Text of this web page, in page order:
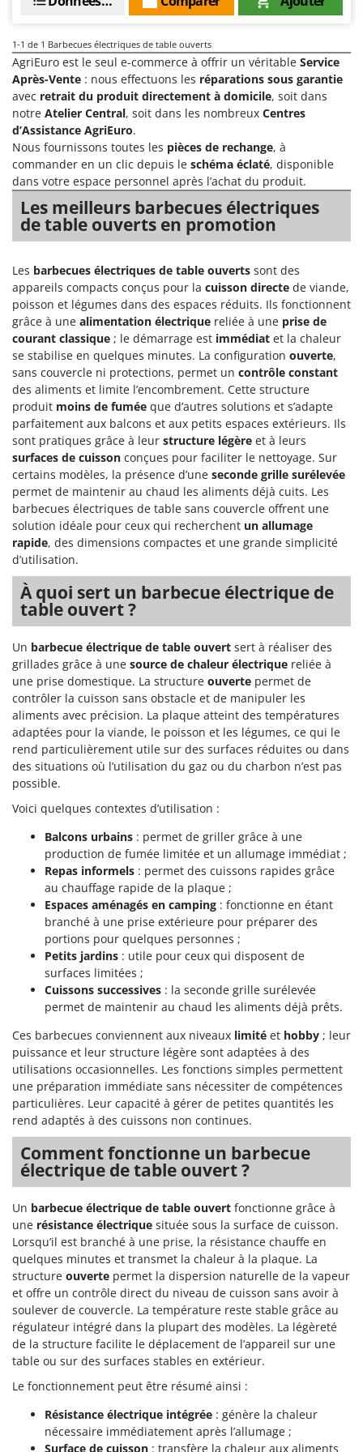
Chaudrons électriques pour polenta
Cisailles taille-haies manuelles
Climatiseurs
Compresseurs d'air électriques
Compresseurs pour la récolte des olives et la taille
Coupe-bordures - Trimmers
Coupe-branches
Couveuses à œufs
Cultivateurs Tiller à ressorts - Extirpateurs
D
Débroussailleuses
Décompacteurs agricoles
Découpeurs plasma
Déplaqueuses de gazon
Désherbeurs thermiques et mécaniques
Déshumidificateurs
Draineuses
E
Échelles en aluminium
Effaroucheurs d'oiseaux
Effeuilleuses pour olives
Égreneuses à maïs
Électropompes pour la maison et le jardin
Éleveuses artificielles pour poussins
Enfouisseurs de pierres
Enrouleurs de filets pour olives
Épareuses pour tracteur
Épépineuses
Équipements de protection des voies respiratoires
F
Fendeuses à bois
Filets pour la Récolte des olives
Filtres pour vin et huile
Floconneuses
Fouloirs - Égrappoirs
Fourches pour tracteur
Fours d'extérieur - intérieur pour pizza et cuisine
Fours électriques
Fraises à neige
Fraises rotatives pour tracteur
Friteuses sans huile
G
Générateurs d'air chaud
Godets à terre basculants pour tracteur
Groupes électrogènes
Gyrobroyeurs à lame pour tracteur
H
Haches - Cognées et Hachettes
Herses à Dents
Herses Rotatives
L
Lames à neige
Lames niveleuses pour tracteur
Lave-vitres
Lieuses électriques pour vignes
Machines à pâtes
Batavia
Benassi
Beper
Berkel
Bernardi
Bertolini Pumps
Besser Vacuum
Bestway
Beta tools
Black & Decker
BlackStone
Blue Bird
Bomet
Bosch
Brumi
BullMach
C
C.EL.ME.
Calory Forni
Campagnola
Campingaz
Castellari
Ceccato Olindo
Char-Broil
Classe
Clementi
Cofra
Comet
Cresco
Cruccolini
CTEK
Dal Degan
DCG
Deca
DeWalt
Di Martino
Diavola Pro
Diesse
Docma
Dominion
Dreame
E
EcoFlow
Edilmark
Effeuno
Einhell
Elegen
Energy Gruppi
Enotecnica Pillan
Eschenfelder
EuroMech
Eurosystems
F
FAC
Fama Industrie
Famag
1-1 de 1 Barbecues électriques de table ouverts
AgriEuro est le seul e-commerce à offrir un véritable Service
Après-Vente : nous effectuons les réparations sous garantie
avec retrait du produit directement à domicile, soit dans
notre Atelier Central, soit dans les nombreux Centres
d’Assistance AgriEuro.
Nous fournissons toutes les pièces de rechange, à
commander en un clic depuis le schéma éclaté, disponible
dans votre espace personnel après l’achat du produit.
Les meilleurs barbecues électriques
de table ouverts en promotion
Les barbecues électriques de table ouverts sont des
appareils compacts conçus pour la cuisson directe de viande,
poisson et légumes dans des espaces réduits. Ils fonctionnent
grâce à une alimentation électrique reliée à une prise de
courant classique ; le démarrage est immédiat et la chaleur
se stabilise en quelques minutes. La configuration ouverte,
sans couvercle ni protections, permet un contrôle constant
des aliments et limite l’encombrement. Cette structure
produit moins de fumée que d’autres solutions et s’adapte
parfaitement aux balcons et aux petits espaces extérieurs. Ils
sont pratiques grâce à leur structure légère et à leurs
surfaces de cuisson conçues pour faciliter le nettoyage. Sur
certains modèles, la présence d’une seconde grille surélevée
permet de maintenir au chaud les aliments déjà cuits. Les
barbecues électriques de table sans couvercle offrent une
solution idéale pour ceux qui recherchent un allumage
rapide, des dimensions compactes et une grande simplicité
d’utilisation.
À quoi sert un barbecue électrique de
table ouvert ?
Un barbecue électrique de table ouvert sert à réaliser des
grillades grâce à une source de chaleur électrique reliée à
une prise domestique. La structure ouverte permet de
contrôler la cuisson sans obstacle et de manipuler les
aliments avec précision. La plaque atteint des températures
adaptées pour la viande, le poisson et les légumes, ce qui le
rend particulièrement utile sur des surfaces réduites ou dans
des situations où l’utilisation du gaz ou du charbon n’est pas
possible.
Voici quelques contextes d’utilisation :
Balcons urbains : permet de griller grâce à une
production de fumée limitée et un allumage immédiat ;
Repas informels : permet des cuissons rapides grâce
au chauffage rapide de la plaque ;
Espaces aménagés en camping : fonctionne en étant
branché à une prise extérieure pour préparer des
portions pour quelques personnes ;
Petits jardins : utile pour ceux qui disposent de
surfaces limitées ;
Cuissons successives : la seconde grille surélevée
permet de maintenir au chaud les aliments déjà prêts.
Ces barbecues conviennent aux niveaux limité et hobby ; leur
puissance et leur structure légère sont adaptées à des
utilisations occasionnelles. Les fonctions simples permettent
une préparation immédiate sans nécessiter de compétences
particulières. Leur capacité à gérer de petites quantités les
rend adaptés à des cuissons non continues.
Comment fonctionne un barbecue
électrique de table ouvert ?
Un barbecue électrique de table ouvert fonctionne grâce à
une résistance électrique située sous la surface de cuisson.
Lorsqu’il est branché à une prise, la résistance chauffe en
quelques minutes et transmet la chaleur à la plaque. La
structure ouverte permet la dispersion naturelle de la vapeur
et offre un contrôle direct du niveau de cuisson sans avoir à
soulever de couvercle. La température reste stable grâce au
régulateur intégré dans la plupart des modèles. La légèreté
de la structure facilite le déplacement de l’appareil sur une
table ou sur des surfaces stables en extérieur.
Le fonctionnement peut être résumé ainsi :
Résistance électrique intégrée : génère la chaleur
nécessaire immédiatement après l’allumage ;
Surface de cuisson : transfère la chaleur aux aliments